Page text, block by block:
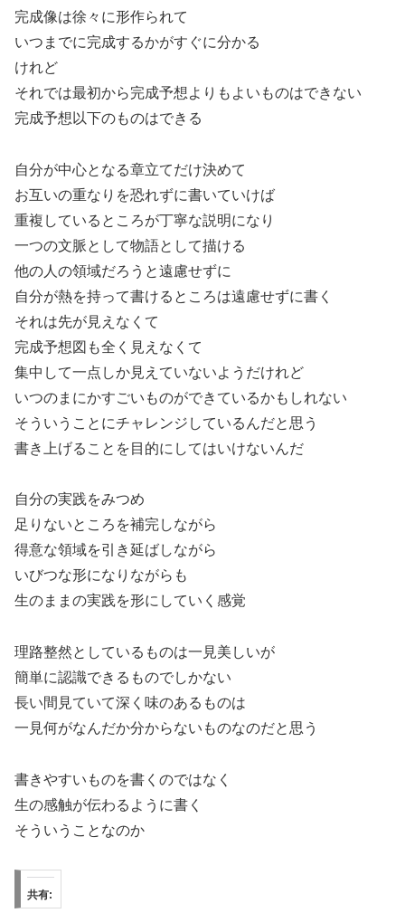
完成像は徐々に形作られて
いつまでに完成するかがすぐに分かる
けれど
それでは最初から完成予想よりもよいものはできない
完成予想以下のものはできる
自分が中心となる章立てだけ決めて
お互いの重なりを恐れずに書いていけば
重複しているところが丁寧な説明になり
一つの文脈として物語として描ける
他の人の領域だろうと遠慮せずに
自分が熱を持って書けるところは遠慮せずに書く
それは先が見えなくて
完成予想図も全く見えなくて
集中して一点しか見えていないようだけれど
いつのまにかすごいものができているかもしれない
そういうことにチャレンジしているんだと思う
書き上げることを目的にしてはいけないんだ
自分の実践をみつめ
足りないところを補完しながら
得意な領域を引き延ばしながら
いびつな形になりながらも
生のままの実践を形にしていく感覚
理路整然としているものは一見美しいが
簡単に認識できるものでしかない
長い間見ていて深く味のあるものは
一見何がなんだか分からないものなのだと思う
書きやすいものを書くのではなく
生の感触が伝わるように書く
そういうことなのか
共有: